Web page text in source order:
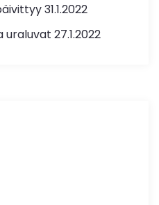
31.1.2022
uraluvat 27.1.2022